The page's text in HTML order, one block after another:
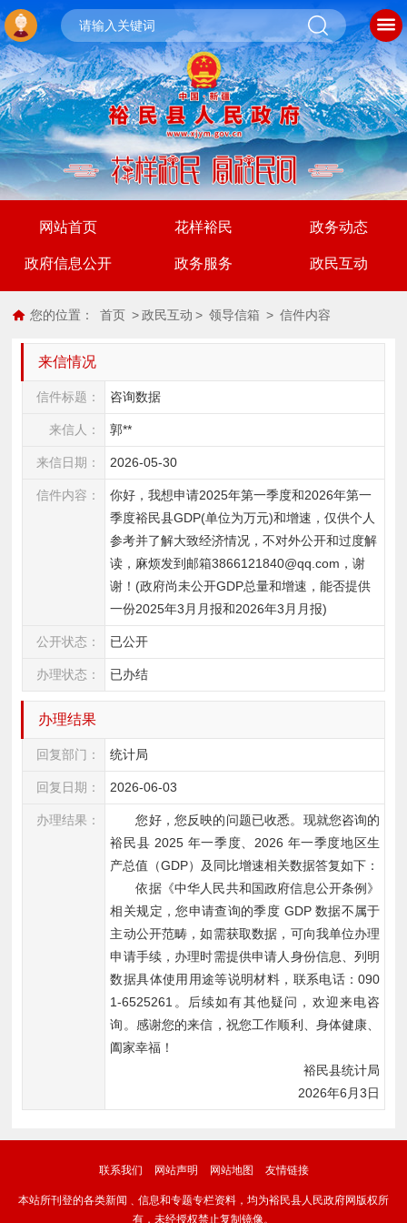
网站首页 花样裕民 政务动态
政府信息公开 政务服务 政民互动
您的位置： 首页 > 政民互动 > 领导信箱 > 信件内容
来信情况
信件标题： 咨询数据
来信人： 郭**
来信日期： 2026-05-30
信件内容：
你好，我想申请2025年第一季度和2026年第一
季度裕民县GDP(单位为万元)和增速，仅供个人
参考并了解大致经济情况，不对外公开和过度解
读，麻烦发到邮箱3866121840@qq.com，谢
谢！(政府尚未公开GDP总量和增速，能否提供
一份2025年3月月报和2026年3月月报)
公开状态： 已公开
办理状态： 已办结
办理结果
回复部门： 统计局
回复日期： 2026-06-03
办理结果：
您好，您反映的问题已收悉。现就您咨询的
裕民县 2025 年一季度、2026 年一季度地区生
产总值（GDP）及同比增速相关数据答复如下：
依据《中华人民共和国政府信息公开条例》
相关规定，您申请查询的季度 GDP 数据不属于
主动公开范畴，如需获取数据，可向我单位办理
申请手续，办理时需提供申请人身份信息、列明
数据具体使用用途等说明材料，联系电话：090
1-6525261。后续如有其他疑问，欢迎来电咨
询。感谢您的来信，祝您工作顺利、身体健康、
阖家幸福！
裕民县统计局
2026年6月3日
联系我们 网站声明 网站地图 友情链接
本站所刊登的各类新闻﹑信息和专题专栏资料，均为裕民县人民政府网版权所
有，未经授权禁止复制镜像。